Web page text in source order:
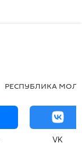
РЕСПУБЛИКА
VK